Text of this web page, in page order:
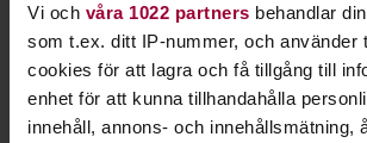
Vi och våra 1022 partners behandlar
som t.ex. ditt IP-nummer, och använder
cookies för att lagra och få tillgång till
enhet för att kunna tillhandahålla
innehåll, annons- och innehållsmätning,
Carina Carlsson
Verksamhetsutvecklare Hund, Natur &
Skicka e-post
026-27 32 90